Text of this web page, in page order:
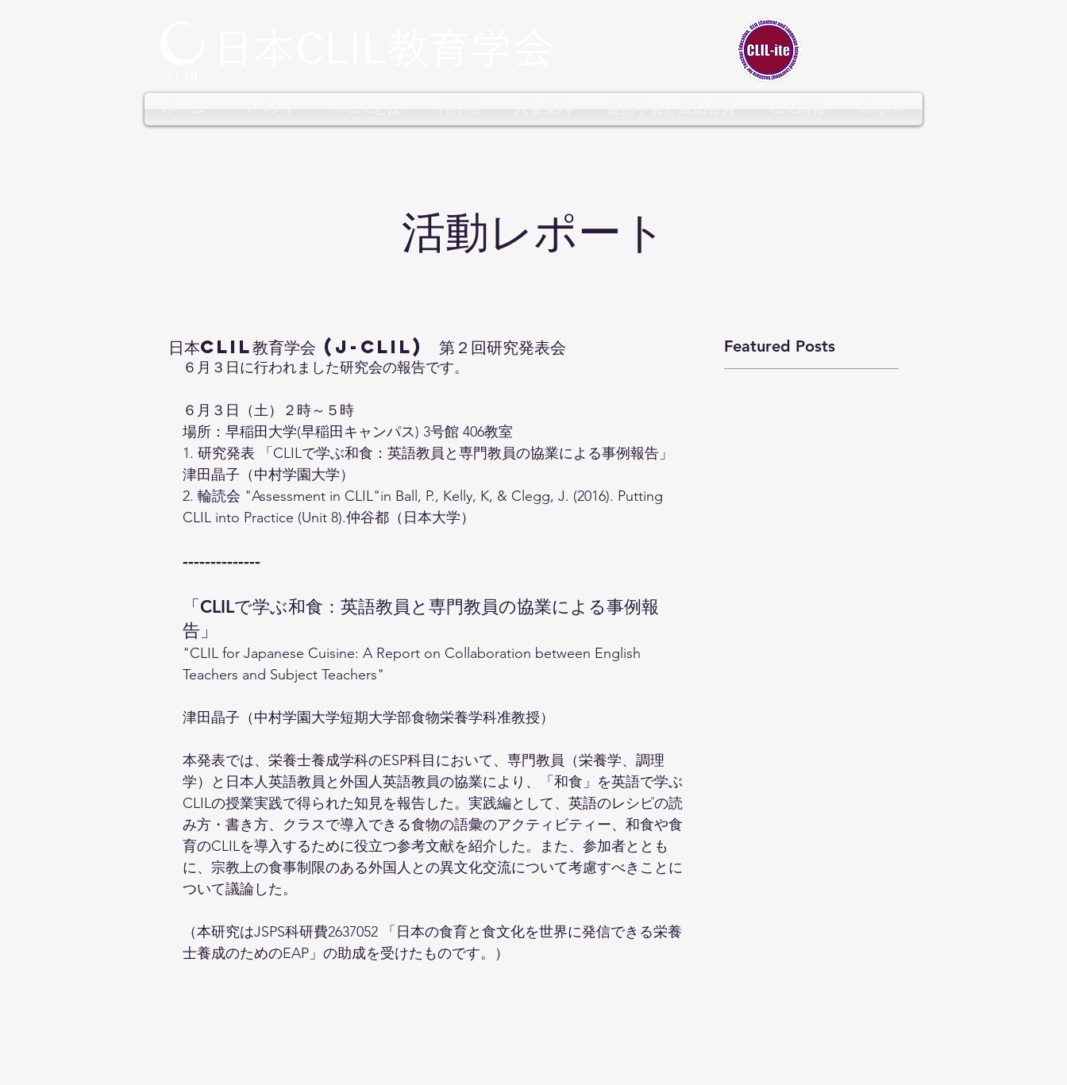
​活動レポート
日本CLIL教育学会 (J-CLIL) 第２回研究発表会
６月３日に行われました研究会の報告です。
６月３日（土）２時～５時
場所：早稲田大学(早稲田キャンパス) 3号館 406教室
1. 研究発表 「CLILで学ぶ和食：英語教員と専門教員の協業による事例報告」
津田晶子（中村学園大学）​
2. 輪読会 "Assessment in CLIL"in Ball, P., Kelly, K, & Clegg, J. (2016). Putting
CLIL into Practice (Unit 8).仲谷都（日本大学）
--------------
「CLILで学ぶ和食：英語教員と専門教員の協業による事例報
告」
"CLIL for Japanese Cuisine: A Report on Collaboration between English
Teachers and Subject Teachers"
津田晶子（中村学園大学短期大学部食物栄養学科准教授）
本発表では、栄養士養成学科のESP科目において、専門教員（栄養学、調理
学）と日本人英語教員と外国人英語教員の協業により、「和食」を英語で学ぶ
CLILの授業実践で得られた知見を報告した。実践編として、英語のレシピの読
み方・書き方、クラスで導入できる食物の語彙のアクティビティー、和食や食
育のCLILを導入するために役立つ参考文献を紹介した。また、参加者ととも
に、宗教上の食事制限のある外国人との異文化交流について考慮すべきことに
ついて議論した。
（本研究はJSPS科研費2637052 「日本の食育と食文化を世界に発信できる栄養
士養成のためのEAP」の助成を受けたものです。）
Featured Posts